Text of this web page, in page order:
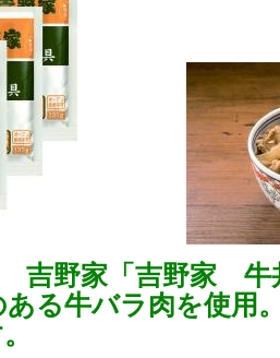
吉野家「吉野家
る牛バラ肉を使用